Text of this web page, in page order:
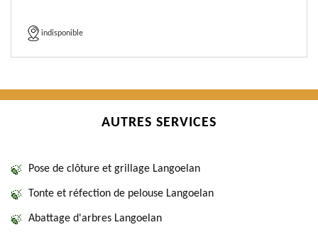
indisponible
AUTRES SERVICES
Pose de clôture et grillage Langoelan
Tonte et réfection de pelouse Langoelan
Abattage d'arbres Langoelan